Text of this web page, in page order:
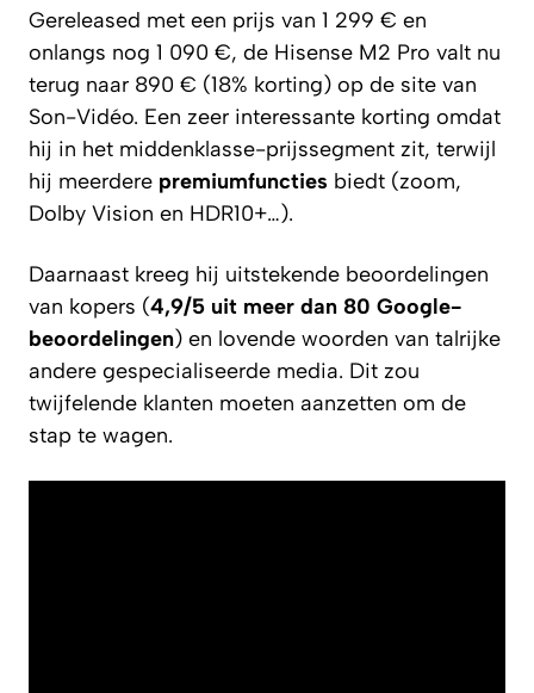
Gereleased met een prijs van 1 299 € en
onlangs nog 1 090 €, de Hisense M2 Pro valt nu
terug naar 890 € (18% korting) op de site van
Son-Vidéo. Een zeer interessante korting omdat
hij in het middenklasse-prijssegment zit, terwijl
hij meerdere premiumfuncties biedt (zoom,
Dolby Vision en HDR10+…).
Daarnaast kreeg hij uitstekende beoordelingen
van kopers (4,9/5 uit meer dan 80 Google-
beoordelingen) en lovende woorden van talrijke
andere gespecialiseerde media. Dit zou
twijfelende klanten moeten aanzetten om de
stap te wagen.